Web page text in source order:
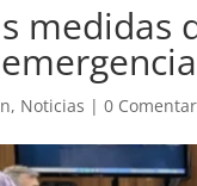
medidas
, Noticias |0